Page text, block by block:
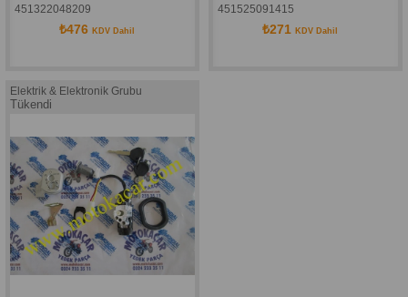
451322048209
₺476 KDV Dahil
451525091415
₺271 KDV Dahil
Elektrik & Elektronik Grubu
Tükendi